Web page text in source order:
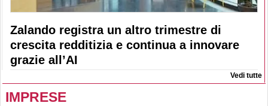
Zalando registra un altro trimestre di
crescita redditizia e continua a innovare
grazie all’AI
Vedi tutte
IMPRESE